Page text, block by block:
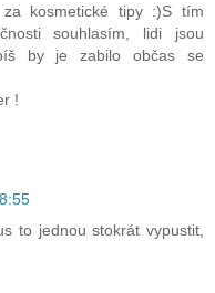
kosmetické tipy :)S tím
souhlasím, lidi jsou
by je zabilo občas se
!
to jednou stokrát vypustit,